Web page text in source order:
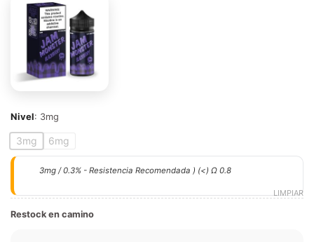
Nivel: 3mg
3mg 6mg
LIMPIAR
3mg / 0.3% - Resistencia Recomendada ) (<) Ω 0.8
Restock en camino